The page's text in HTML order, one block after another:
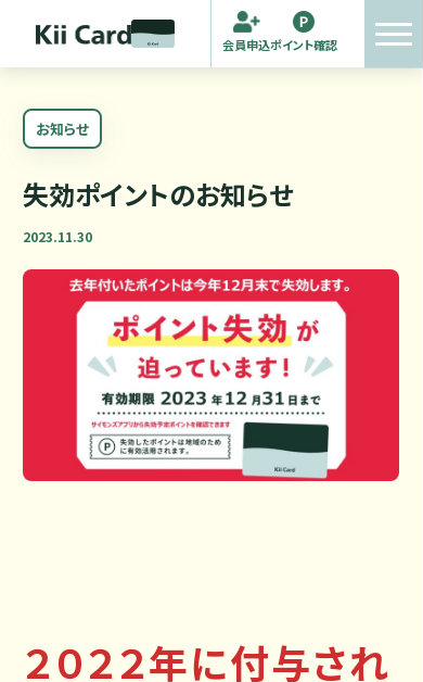
会員申込ポイント確認
お知らせ
失効ポイントのお知らせ
2023.11.30
２０２２年に付与され